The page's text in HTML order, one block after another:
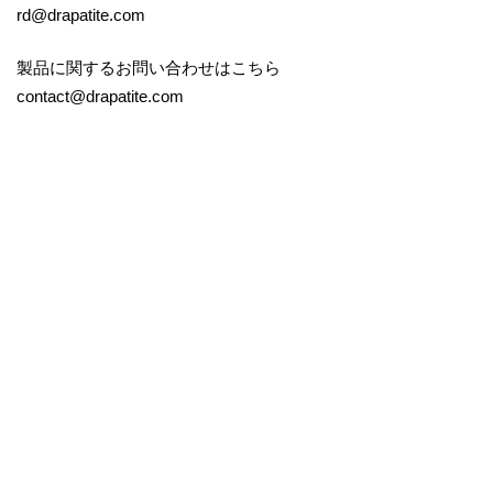
rd@drapatite.com
製品に関するお問い合わせはこちら
contact@drapatite.com